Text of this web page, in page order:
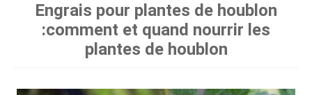
Engrais pour plantes de houblon
:comment et quand nourrir les
plantes de houblon